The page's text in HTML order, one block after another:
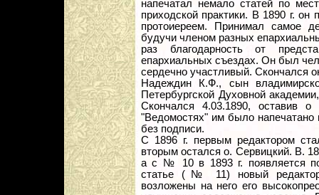
напечатал немало статей по
приходской практики. В 1890 г.
протоиереем. Принимал самое
будучи членом разных
раз благодарность от
епархиальных съездах. Он был
сердечно участливый. Скончался
Надеждин К.Ф., сын
Петербургской Духовной
Скончался 4.03.1890, оставив
"Ведомостях" им было напечатано
без подписи.
С 1896 г. первым редактором
вторым остался о. Сервицкий. В.
а с № 10 в 1893 г. появляется
статье (№ 11) новый редактор
возложены на него его